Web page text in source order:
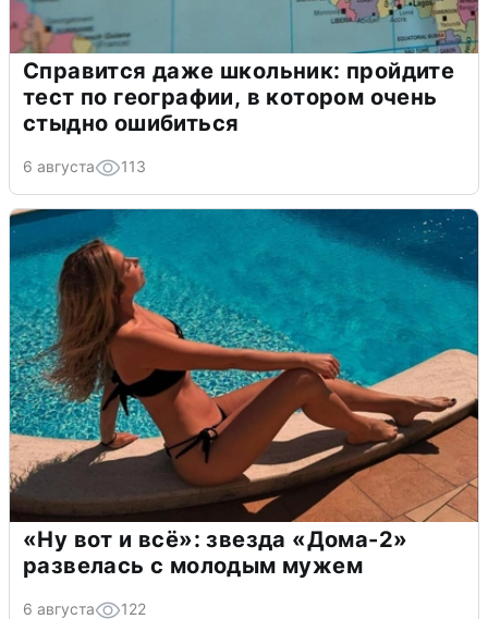
Справится даже школьник: пройдите
тест по географии, в котором очень
стыдно ошибиться
6 августа 113
«Ну вот и всё»: звезда «Дома-2»
развелась с молодым мужем
6 августа 122